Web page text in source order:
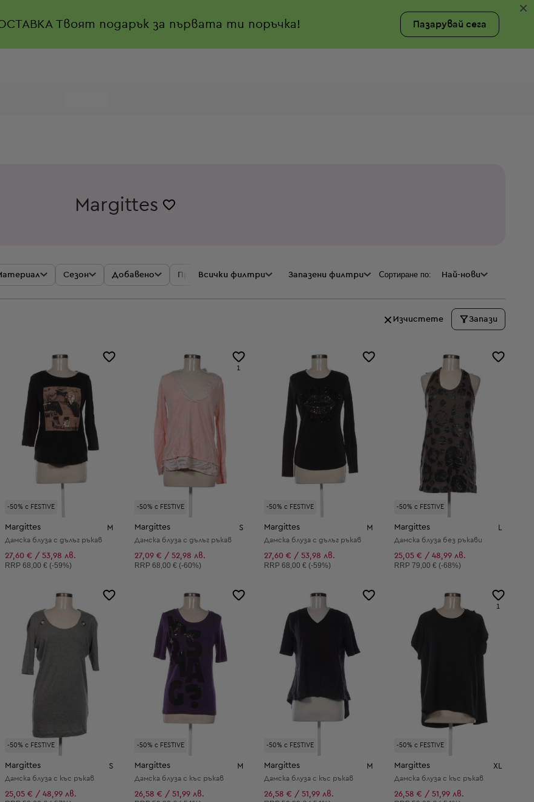
Твоят подарък за първата ти поръчка! Пазарувай сега
×
Margittes
Сезон Добавено Промоции Цена
Всички филтри Запазени филтри Сортиране по: Най-нови
Изчистете Запази
-50% с FESTIVE
Margittes M
Дамска блуза с дълъг ръкав
27,60 € / 53,98 лв.
Препоръчителна цена:
RRP 68,00 € (-59%)
-50% с FESTIVE
1
Margittes S
Дамска блуза с дълъг ръкав
27,09 € / 52,98 лв.
Препоръчителна цена:
RRP 68,00 € (-60%)
-50% с FESTIVE
Margittes M
Дамска блуза с дълъг ръкав
27,60 € / 53,98 лв.
Препоръчителна цена:
RRP68,00 € (-59%)
-50% с FESTIVE
Margittes
Дамска блуза без ръкави
25,05 € / 48,99 лв.
Препоръчителна цена:
RRP 79,00 € (-68%)
-50% с FESTIVE
Margittes S
Дамска блуза с къс ръкав
25,05 € / 48,99 лв.
-50% с FESTIVE
Margittes M
Дамска блуза с къс ръкав
26,58 € / 51,99 лв.
-50% с FESTIVE
Margittes M
Дамска блуза с къс ръкав
26,58 € / 51,99 лв.
-50% с FESTIVE
1
Margittes XL
Дамска блуза с къс ръкав
26,58 € / 51,99 лв.